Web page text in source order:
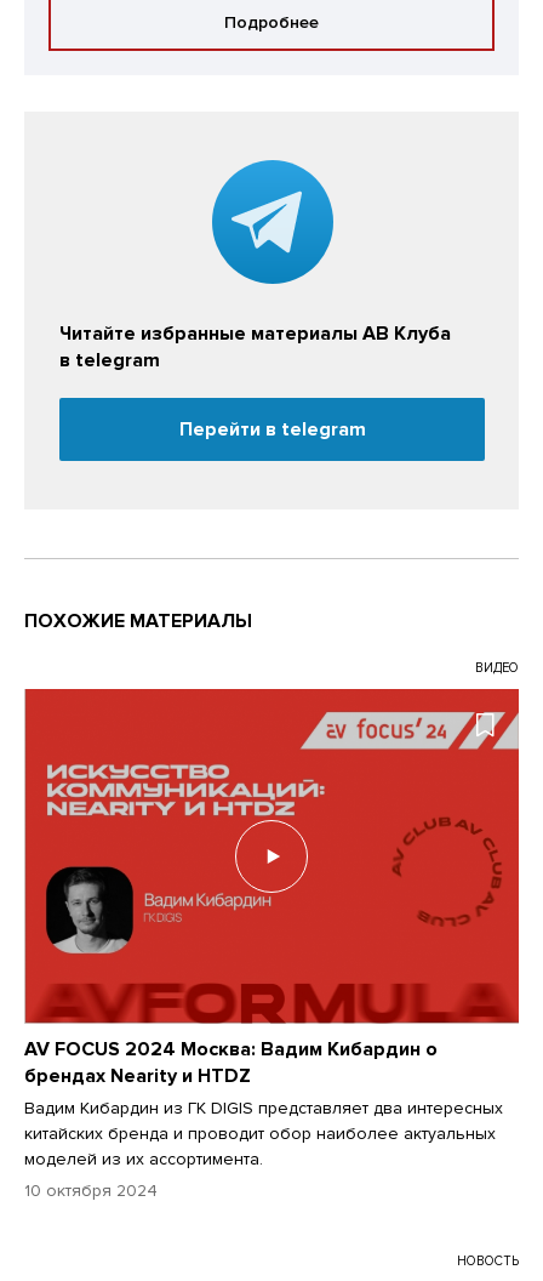
Подробнее
Читайте избранные материалы АВ Клуба
в telegram
Перейти в telegram
ПОХОЖИЕ МАТЕРИАЛЫ
ВИДЕО
AV FOCUS 2024 Москва: Вадим Кибардин о
брендах Nearity и HTDZ
Вадим Кибардин из ГК DIGIS представляет два интересных
китайских бренда и проводит обор наиболее актуальных
моделей из их ассортимента.
10 октября 2024
НОВОСТЬ